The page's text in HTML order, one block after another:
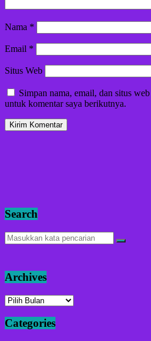
Nama *
Email *
Situs Web
Simpan nama, email, dan situs
untuk komentar saya berikutnya.
Search
Archives
Archives
Categories